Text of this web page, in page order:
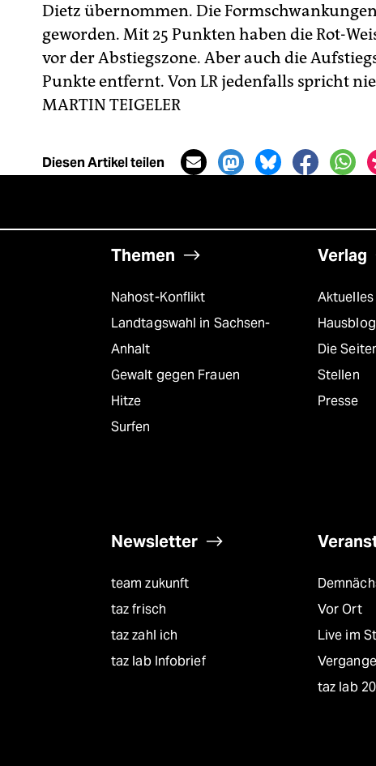
Dietz übernommen. Die
geworden. Mit 25 Punkten haben die Rot-
vor der Abstiegszone. Aber auch die
Punkte entfernt. Von LR jedenfalls spricht
MARTIN TEIGELER
Diesen Artikel teilen
Themen
Nahost-Konflikt
Landtagswahl in Sachsen-
Anhalt
Gewalt gegen Frauen
Hitze
Surfen
Verlag
Aktuelles
Hausblog
Die
Stellen
Presse
Newsletter
team zukunft
taz frisch
taz zahl ich
taz lab Infobrief
Vor Ort
Live im
taz lab